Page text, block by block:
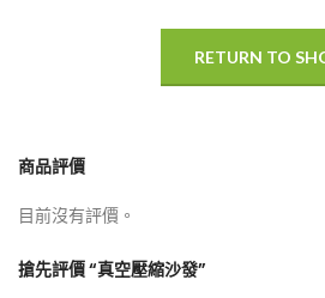
RETURN TO
商品評價
目前沒有評價。
搶先評價 “真空壓縮沙發”